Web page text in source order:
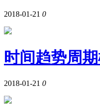
2018-01-21 0
时间趋势周
2018-01-21 0